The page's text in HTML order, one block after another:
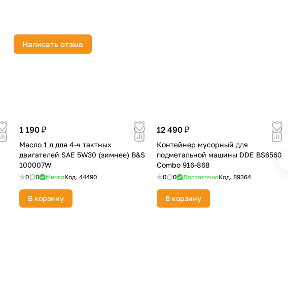
Написать отзыв
1 190 ₽
Масло 1 л для 4-ч тактных
двигателей SAE 5W30 (зимнее) B&S
100007W
0 0 МногоКод. 44490
В корзину
12 490 ₽
Контейнер мусорный для
подметальной машины DDE BS6560
Combo 916-868
0 0 ДостаточноКод. 89364
В корзину
раз в 2 недели